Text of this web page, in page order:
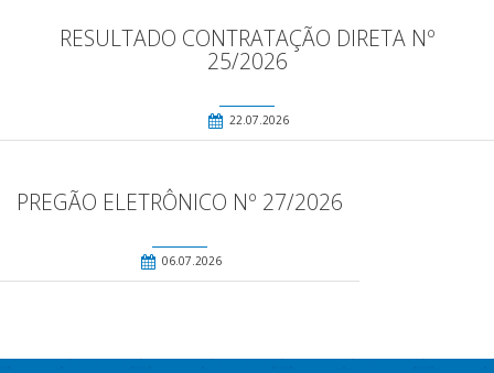
RESULTADO CONTRATAÇÃO DIRETA Nº
25/2026
22.07.2026
PREGÃO ELETRÔNICO Nº 27/2026
06.07.2026